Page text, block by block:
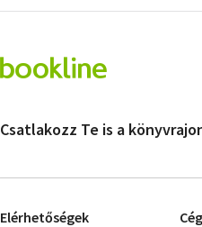
Csatlakozz Te is a
Elérhetőségek